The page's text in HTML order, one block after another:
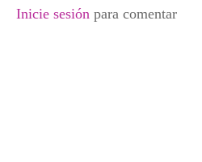
sobre La zona oscura de las
Inicie sesión para comentar